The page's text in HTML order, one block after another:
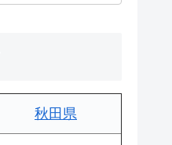
秋田県